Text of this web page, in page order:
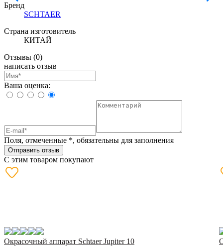
Бренд
SCHTAER
Страна изготовитель
КИТАЙ
Отзывы (0)
написать отзыв
Ваша оценка:
Поля, отмеченные *, обязательны для заполнения
Отправить отзыв
С этим товаром покупают
Окрасочный аппарат Schtaer Jupiter 10